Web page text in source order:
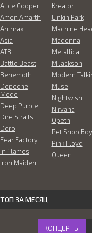
Alice Cooper
Amon Amarth
Anthrax
Asia
ATB
Battle Beast
Behemoth
Depeche
Mode
Deep Purple
Dire Straits
Doro
Fear Factory
In Flames
Iron Maiden
Kreator
Linkin Park
Machine
Madonna
Metallica
M.Jackson
Modern
Muse
Nightwish
Nirvana
Opeth
Pet Shop
Pink Floyd
Queen
ТОП ЗА МЕСЯЦ
КОНЦЕРТЫ